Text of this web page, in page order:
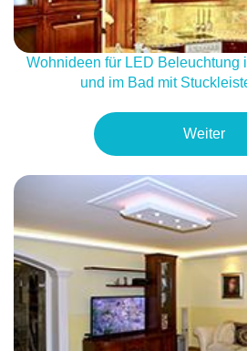
Wohnideen für LED Beleuchtung
und im Bad mit
Weiter